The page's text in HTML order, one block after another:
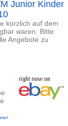
Junior Kinder
kürzlich auf dem
waren. Bitte
Angebote zu